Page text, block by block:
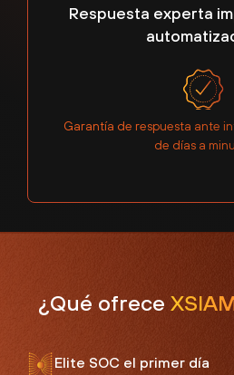
Respuesta experta
Garantía de respuesta ante
de días a
¿Qué ofrece
Elite SOC el primer día